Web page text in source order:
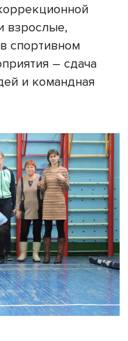
взрослые,
спортивном
– сдача
и командная